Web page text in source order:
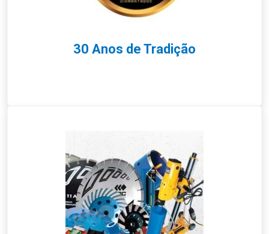
30 Anos de Tradição